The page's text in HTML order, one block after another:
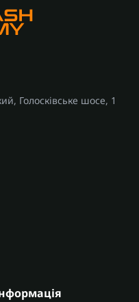
Голосківське шосе, 1